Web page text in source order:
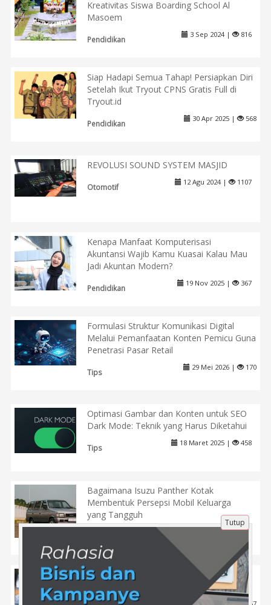
Kreativitas Siswa Boarding School Al
Masoem
Pendidikan
3 Sep 2024 | 816
Siap Hadapi Semua Tahap! Persiapkan Diri
Setelah Ikut Tryout CPNS Gratis Full di
Tryout.id
Pendidikan
30 Apr 2025 | 568
REVOLUSI SOUND SYSTEM MASJID
Otomotif
12 Agu 2024 | 1107
Kenapa Manfaat Komputerisasi
Akuntansi Wajib Kamu Kuasai Kalau Mau
Jadi Akuntan Modern?
Pendidikan
19 Nov 2025 | 367
Formulasi Struktur Komunikasi Digital
Melalui Pemanfaatan Konten Pemicu Guna
Penetrasi Pasar Retail
Tips
29 Mei 2026 | 170
Optimasi Gambar dan Konten untuk SEO
Dark Mode: Teknik yang Harus Diketahui
Tips
18 Maret 2025 | 458
Bagaimana Isuzu Panther Kotak
Membentuk Persepsi Mobil Keluarga
yang Tangguh
27 Jun 2026 | 67
Cara Cerdas Memaksimalkan Jasa Digital
Marketing untuk Launching Produk Baru
Tutup